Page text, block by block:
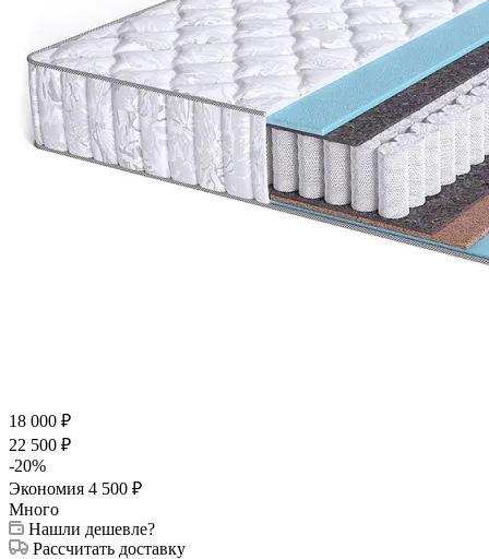
18 000 ₽
22 500 ₽
-20%
Экономия 4 500 ₽
Много
Нашли дешевле?
Рассчитать доставку